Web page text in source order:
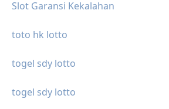
Slot Garansi Kekalahan
toto hk lotto
togel sdy lotto
togel sdy lotto